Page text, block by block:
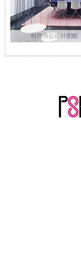
时尚办公设计图酷